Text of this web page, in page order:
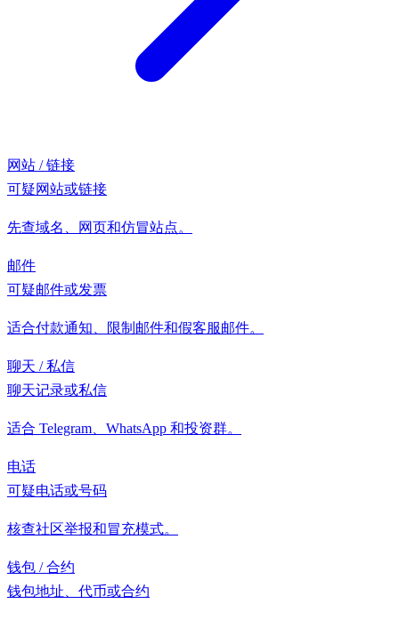
网站 / 链接
可疑网站或链接
先查域名、网页和仿冒站点。
邮件
可疑邮件或发票
适合付款通知、限制邮件和假客服邮件。
聊天 / 私信
聊天记录或私信
适合 Telegram、WhatsApp 和投资群。
电话
可疑电话或号码
核查社区举报和冒充模式。
钱包 / 合约
钱包地址、代币或合约